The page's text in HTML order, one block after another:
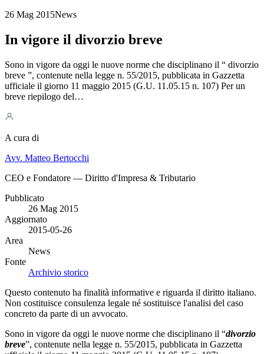
26 Mag 2015News
In vigore il divorzio breve
Sono in vigore da oggi le nuove norme che disciplinano il “ divorzio
breve ”, contenute nella legge n. 55/2015, pubblicata in Gazzetta
ufficiale il giorno 11 maggio 2015 (G.U. 11.05.15 n. 107) Per un
breve riepilogo del…
A cura di
Avv. Matteo Bertocchi
CEO e Fondatore — Diritto d'Impresa & Tributario
Pubblicato
26 Mag 2015
Aggiornato
2015-05-26
Area
News
Fonte
Archivio storico
Questo contenuto ha finalità informative e riguarda il diritto italiano.
Non costituisce consulenza legale né sostituisce l'analisi del caso
concreto da parte di un avvocato.
Sono in vigore da oggi le nuove norme che disciplinano il “divorzio
breve”, contenute nella legge n. 55/2015, pubblicata in Gazzetta